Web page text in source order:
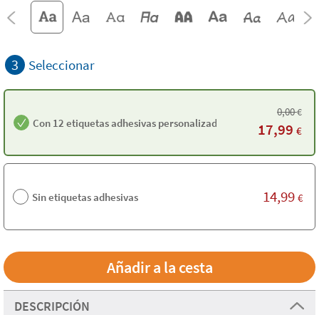
3 Seleccionar
Con 12 etiquetas adhesivas personalizadas
0,00€
17,99 €
Sin etiquetas adhesivas 14,99 €
DESCRIPCIÓN